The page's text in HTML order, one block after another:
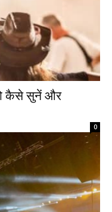
कैसे सुनें और
0